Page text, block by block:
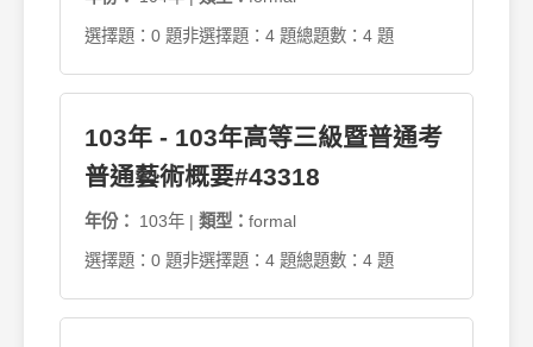
選擇題：0 題非選擇題：4 題總題數：4 題
103年 - 103年高等三級暨普通考
普通藝術概要#43318
年份： 103年 | 類型： formal
選擇題：0 題非選擇題：4 題總題數：4 題